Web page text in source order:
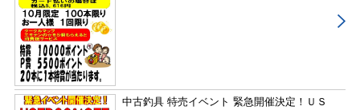
中古釣具 特売イベント 緊急開催決定！ＵＳ